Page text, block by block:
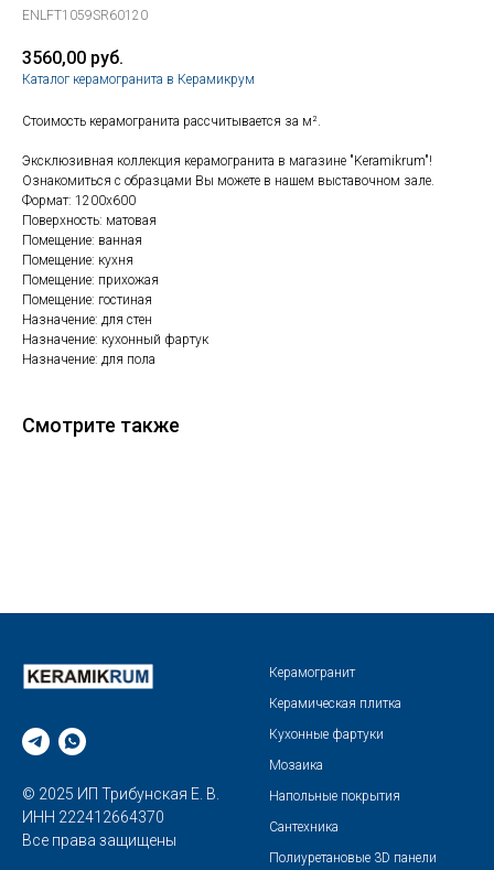
ENLFT1059SR60120
3560,00 руб.
Каталог керамогранита в Керамикрум
Стоимость керамогранита рассчитывается за м².
Эксклюзивная коллекция керамогранита в магазине "Keramikrum"!
Ознакомиться с образцами Вы можете в нашем выставочном зале.
Формат: 1200x600
Поверхность: матовая
Помещение: ванная
Помещение: кухня
Помещение: прихожая
Помещение: гостиная
Назначение: для стен
Назначение: кухонный фартук
Назначение: для пола
Смотрите также
© 2025 ИП Трибунская Е. В.
ИНН 222412664370
Все права защищены
Керамогранит
Керамическая плитка
Кухонные фартуки
Мозаика
Напольные покрытия
Сантехника
Полиуретановые 3D панели